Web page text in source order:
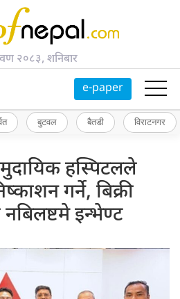
२०८३, शनिबार
e-paper
बुटवल बैतडी विराटनगर
हस्पिटलले
गर्ने, बिक्री
नबिलष्टमे इन्भेण्ट